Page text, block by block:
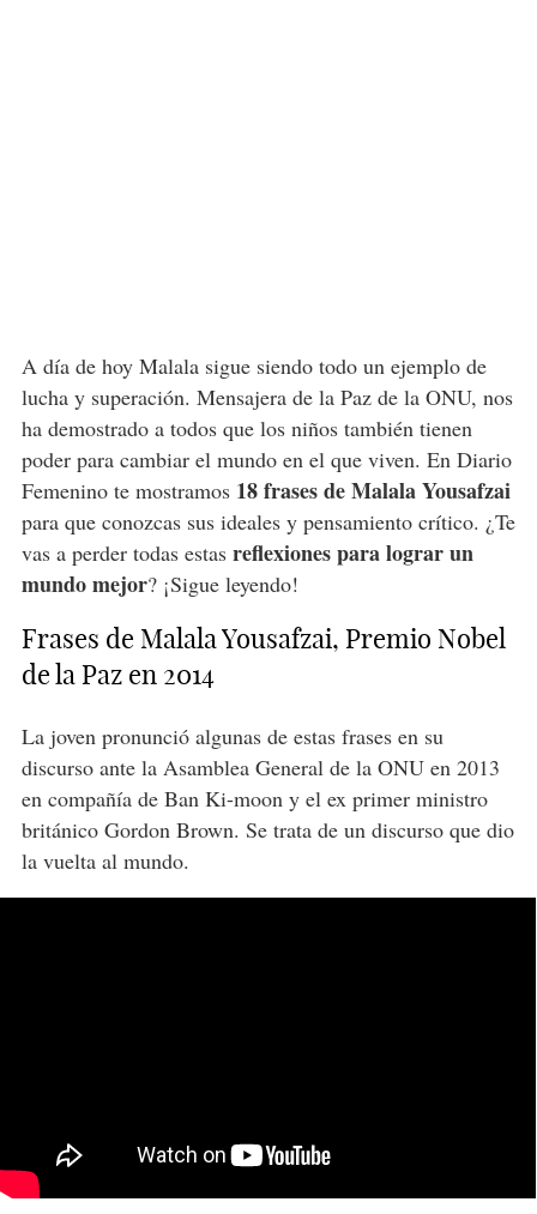
A día de hoy Malala sigue siendo todo un ejemplo de
lucha y superación. Mensajera de la Paz de la ONU, nos
ha demostrado a todos que los niños también tienen
poder para cambiar el mundo en el que viven. En Diario
Femenino te mostramos18 frases de Malala Yousafzai
para que conozcas sus ideales y pensamiento crítico. ¿Te
vas a perder todas estas reflexiones para lograr un
mundo mejor? ¡Sigue leyendo!
Frases de Malala Yousafzai, Premio Nobel
de la Paz en 2014
La joven pronunció algunas de estas frases en su
discurso ante la Asamblea General de la ONU en 2013
en compañía de Ban Ki-moon y el ex primer ministro
británico Gordon Brown. Se trata de un discurso que dio
la vuelta al mundo.